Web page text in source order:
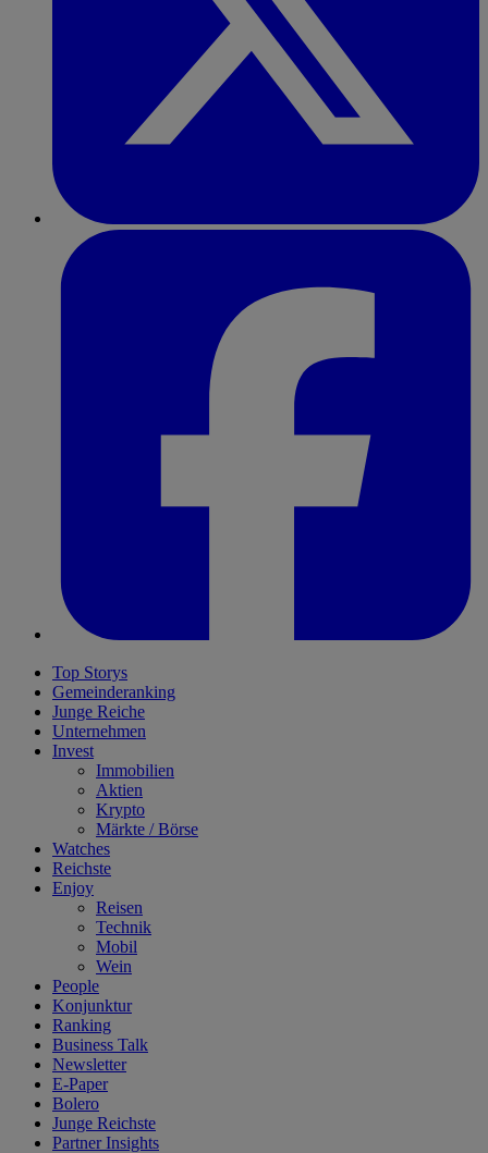
Top Storys
Gemeinderanking
Junge Reiche
Unternehmen
Invest
Immobilien
Aktien
Krypto
Märkte / Börse
Watches
Reichste
Enjoy
Reisen
Technik
Mobil
Wein
People
Konjunktur
Ranking
Business Talk
Newsletter
E-Paper
Bolero
Junge Reichste
Partner Insights